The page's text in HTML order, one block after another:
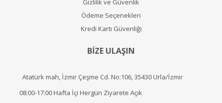
Gizlilik ve Güvenlik
Ödeme Seçenekleri
Kredi Kartı Güvenliği
BİZE ULAŞIN
Atatürk mah, İzmir Çeşme Cd. No:106, 35430 Urla/İzmir
08:00-17:00 Hafta İçi Hergün Ziyarete Açık